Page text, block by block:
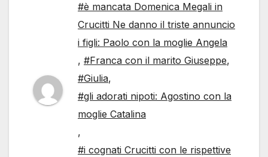
#è mancata Domenica Megali in
Crucitti Ne danno il triste annuncio
i figli: Paolo con la moglie Angela
, #Franca con il marito Giuseppe,
#Giulia,
#gli adorati nipoti: Agostino con la
moglie Catalina
,
#i cognati Crucitti con le rispettive